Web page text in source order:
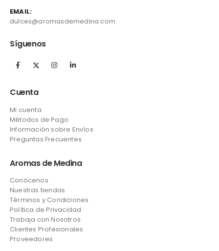
EMAIL:
dulces@aromasdemedina.com
Síguenos
Cuenta
Mi cuenta
Métodos de Pago
Información sobre Envíos
Preguntas Frecuentes
Aromas de Medina
Conócenos
Nuestras tiendas
Términos y Condiciones
Política de Privacidad
Trabaja con Nosotros
Clientes Profesionales
Proveedores